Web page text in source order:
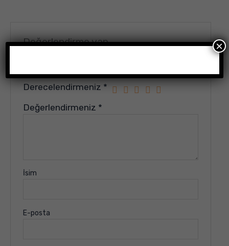
Değerlendirme yap
Derecelendirmeniz *
Değerlendirmeniz *
İsim
E-posta
×